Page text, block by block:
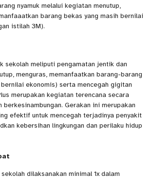
nyamuk melalui kegiatan menutup,
barang bekas yang masih bernilai
istilah 3M).
sekolah meliputi pengamatan jentik dan
menguras, memanfaatkan barang-barang
ekonomis) serta mencegah gigitan
merupakan kegiatan terencana secara
berkesinambungan. Gerakan ini merupakan
efektif untuk mencegah terjadinya penyakit
kebersihan lingkungan dan perilaku hidup
dilaksanakan minimal 1x dalam